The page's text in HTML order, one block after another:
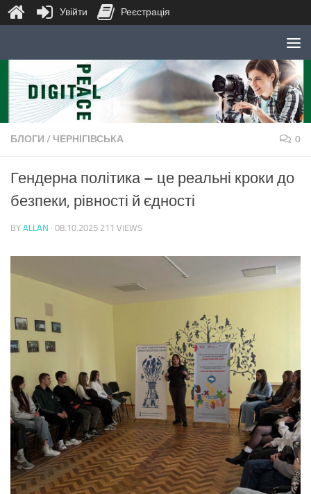
Skip to content
БЛОГИ / ЧЕРНІГІВСЬКА 0
Гендерна політика – це реальні кроки до
безпеки, рівності й єдності
BY ALLAN · 08.10.2025 211 VIEWS
Увійти Реєстрація